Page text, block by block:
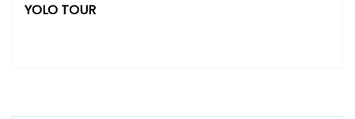
YOLO TOUR